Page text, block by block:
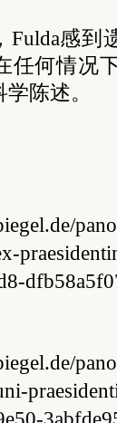
Fulda感到
任何情况
陈述。